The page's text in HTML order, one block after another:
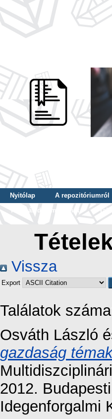
Nyitólap A repozitóriumról
Tallózás dátum szerint
Vissza
Export
Találatok
Osváth László
gazdaság
2012.
Idegenforgalmi